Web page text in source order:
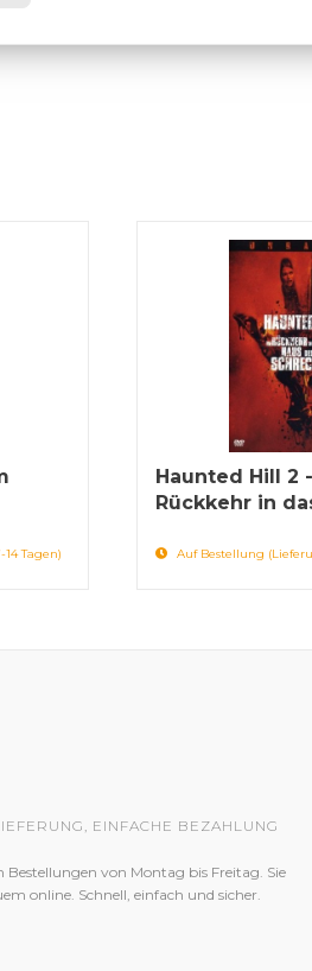
Tagen)
Haunted Hill 2
Rückkehr in
Auf Bestellung
EINFACHE BEZAHLUNG
Bestellungen von Montag bis Freitag. Sie
online. Schnell, einfach und sicher.